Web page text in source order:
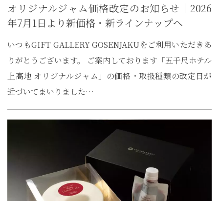
オリジナルジャム価格改定のお知らせ｜2026
年7月1日より新価格・新ラインナップへ
いつもGIFT GALLERY GOSENJAKUをご利用いただきあ
りがとうございます。 ご案内しております「五千尺ホテル
上高地 オリジナルジャム」の価格・取扱種類の改定日が
近づいてまいりました…